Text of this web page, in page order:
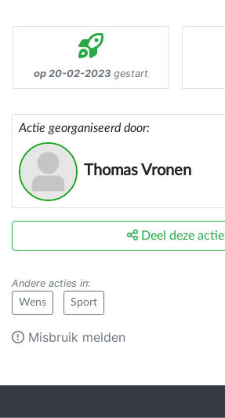
op 20-02-2023 gestart
Actie georganiseerd door:
Thomas Vronen
Deel deze actie
Andere acties in:
Wens Sport
Misbruik melden